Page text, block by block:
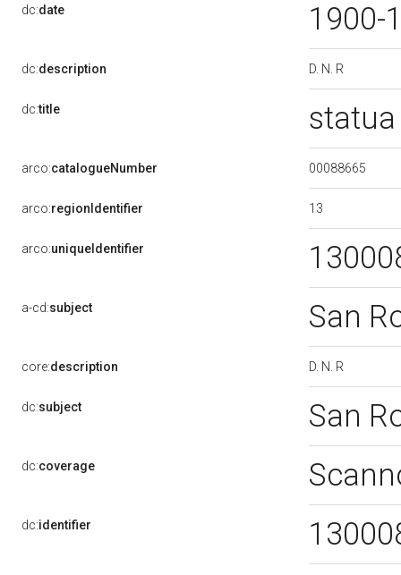
dc:date 1900-
dc:description D. N. R
dc:title
arco:catalogueNumber 00088665
arco:regionIdentifier 13
arco:uniqueIdentifier
a-cd:subject San
core:description D. N. R
dc:subject San
dc:coverage
dc:identifier